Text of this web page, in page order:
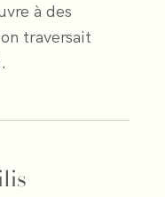
à des
traversait